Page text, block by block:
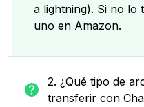
a lightning). Si no lo
uno en Amazon.
2. ¿Qué tipo de
transferir con